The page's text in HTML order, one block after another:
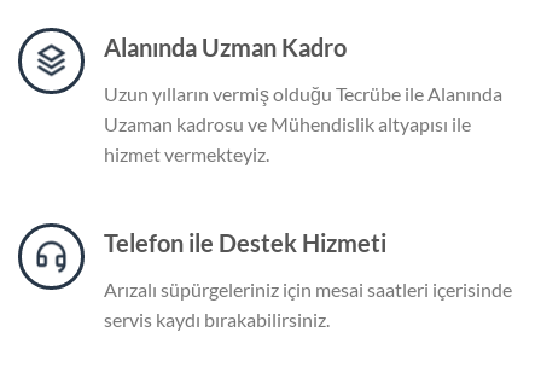
Alanında Uzman Kadro
Uzun yılların vermiş olduğu Tecrübe ile Alanında
Uzaman kadrosu ve Mühendislik altyapısı ile
hizmet vermekteyiz.
Telefon ile Destek Hizmeti
Arızalı süpürgeleriniz için mesai saatleri içerisinde
servis kaydı bırakabilirsiniz.